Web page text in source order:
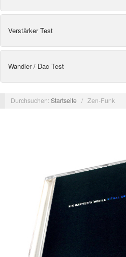
Verstärker Test
Wandler / Dac Test
Durchsuchen:Startseite / Zen-Funk